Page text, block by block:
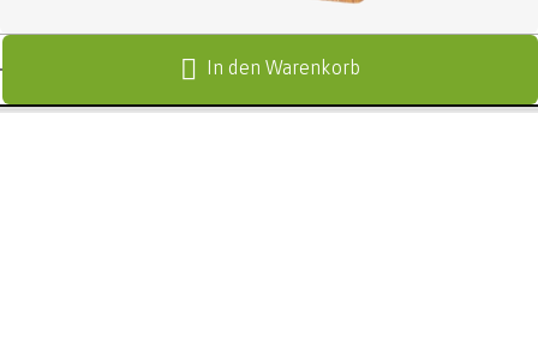
In den Warenkorb